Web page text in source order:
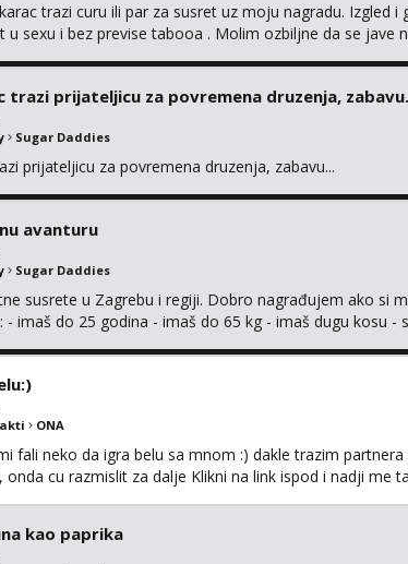
trazi curu ili par za susret uz moju nagradu. Izgled i
sexu i bez previse tabooa . Molim ozbiljne da se jave
trazi prijateljicu za povremena druzenja,
Sugar Daddies
prijateljicu za povremena druzenja, zabavu...
avanturu
Sugar Daddies
susrete u Zagrebu i regiji. Dobro nagrađujem ako si
- imaš do 25 godina - imaš do 65 kg - imaš dugu kosu -
ONA
fali neko da igra belu sa mnom :) dakle trazim partnera
onda cu razmislit za dalje Klikni na link ispod i nadji me
kao paprika